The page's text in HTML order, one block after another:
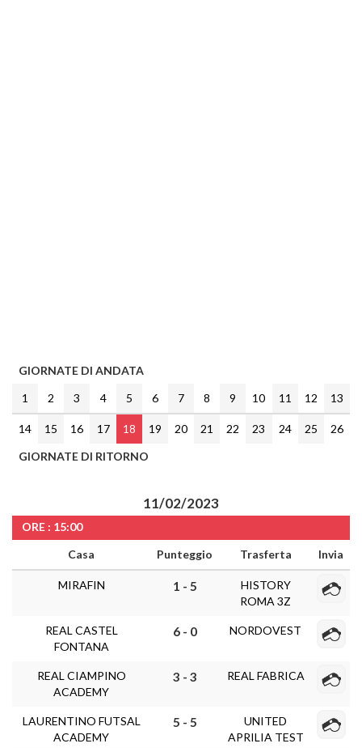
GIORNATE DI ANDATA
1
2 3 4 5 6 7 8 9 10 11 12 13
14 15 16 17 18 19 20 21 22 23 24 25
26
GIORNATE DI RITORNO
11/02/2023
ORE : 15:00
Casa
Punteggio Trasferta Invia
MIRAFIN 1 - 5
HISTORY
ROMA 3Z
REAL CASTEL
FONTANA
6 - 0 NORDOVEST
REAL CIAMPINO
ACADEMY
3 - 3 REAL FABRICA
LAURENTINO FUTSAL
ACADEMY
5 - 5
UNITED
APRILIA TEST